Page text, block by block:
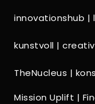
innovationshub |
kunstvoll |
TheNucleus |
Mission Uplift |